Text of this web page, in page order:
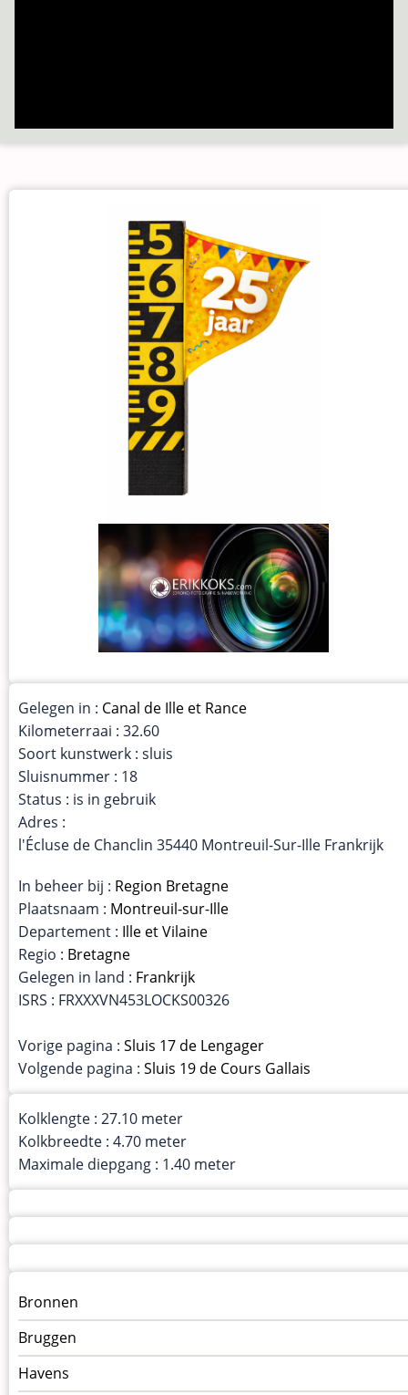
Gelegen in : Canal de Ille et Rance
Kilometerraai : 32.60
Soort kunstwerk : sluis
Sluisnummer : 18
Status : is in gebruik
Adres :
l'Écluse de Chanclin 35440 Montreuil-Sur-Ille Frankrijk
In beheer bij : Region Bretagne
Plaatsnaam : Montreuil-sur-Ille
Departement : Ille et Vilaine
Regio : Bretagne
Gelegen in land : Frankrijk
ISRS : FRXXXVN453LOCKS00326
Vorige pagina : Sluis 17 de Lengager
Volgende pagina : Sluis 19 de Cours Gallais
Kolklengte : 27.10 meter
Kolkbreedte : 4.70 meter
Maximale diepgang : 1.40 meter
Menu
kunstwerken
op
kunstwerkpagina
Bronnen
Bruggen
Havens